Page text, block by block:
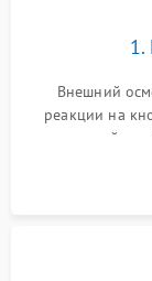
1.
Внешний
реакции на